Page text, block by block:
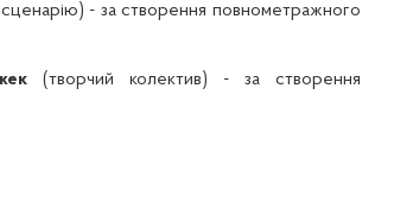
- за створення повнометражного
(творчий колектив) - за створення